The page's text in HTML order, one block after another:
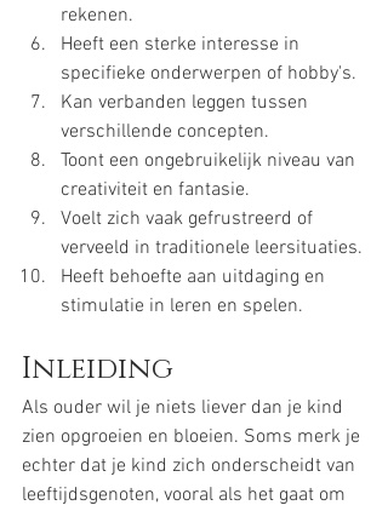
rekenen.
Heeft een sterke interesse in
specifieke onderwerpen of hobby's.
Kan verbanden leggen tussen
verschillende concepten.
Toont een ongebruikelijk niveau van
creativiteit en fantasie.
Voelt zich vaak gefrustreerd of
verveeld in traditionele leersituaties.
Heeft behoefte aan uitdaging en
stimulatie in leren en spelen.
Inleiding
Als ouder wil je niets liever dan je kind
zien opgroeien en bloeien. Soms merk je
echter dat je kind zich onderscheidt van
leeftijdsgenoten, vooral als het gaat om